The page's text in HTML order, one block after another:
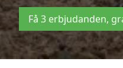
Få 3 erbjudanden,